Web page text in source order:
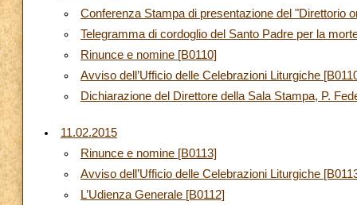
Conferenza Stampa di presentazione del "Direttorio
Telegramma di cordoglio del Santo Padre per la
Rinunce e nomine [B0110]
Avviso dell’Ufficio delle Celebrazioni Liturgiche
Dichiarazione del Direttore della Sala Stampa, P.
11.02.2015
Rinunce e nomine [B0113]
Avviso dell’Ufficio delle Celebrazioni Liturgiche
L’Udienza Generale [B0112]